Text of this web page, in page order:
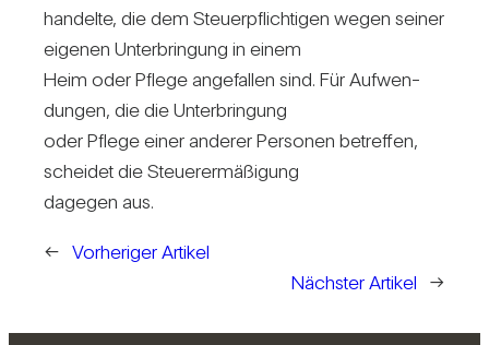
han­delte, die dem Steu­er­pflich­tigen wegen seiner
eigenen Unter­brin­gung in einem
Heim oder Pflege ange­fallen sind. Für Auf­wen­
dungen, die die Unter­brin­gung
oder Pflege einer anderer Per­sonen betreffen,
scheidet die Steu­er­ermä­ßi­gung
dagegen aus.
← Vorheriger Artikel
Nächster Artikel
→